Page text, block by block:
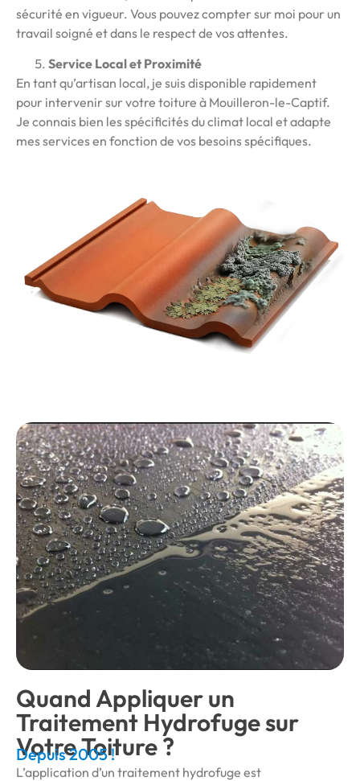
sécurité en vigueur. Vous pouvez compter sur moi pour un
travail soigné et dans le respect de vos attentes.
Service Local et Proximité
En tant qu’artisan local, je suis disponible rapidement
pour intervenir sur votre toiture à Mouilleron-le-Captif.
Je connais bien les spécificités du climat local et adapte
mes services en fonction de vos besoins spécifiques.
Quand Appliquer un
Traitement Hydrofuge sur
Votre Toiture ?
Depuis 2005 !
L’application d’un traitement hydrofuge est